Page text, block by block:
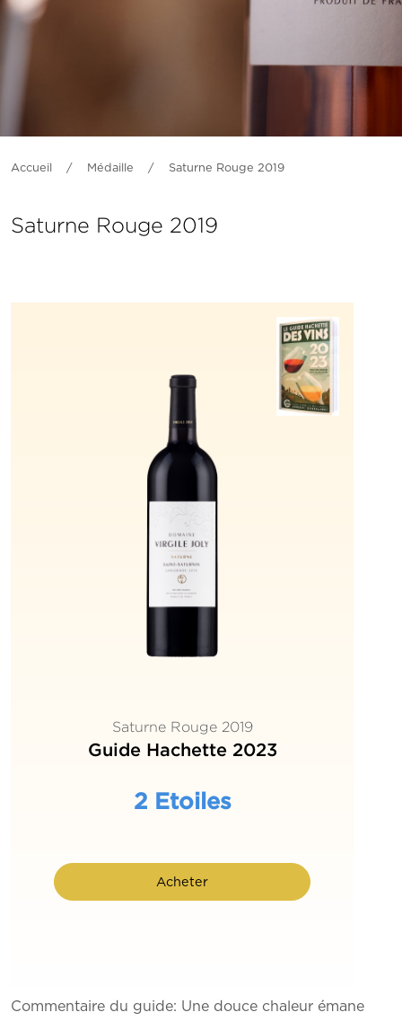
Accueil / Médaille / Saturne Rouge 2019
Saturne Rouge 2019
Saturne Rouge 2019
Guide Hachette 2023
2 Etoiles
Acheter
Commentaire du guide: Une douce chaleur émane